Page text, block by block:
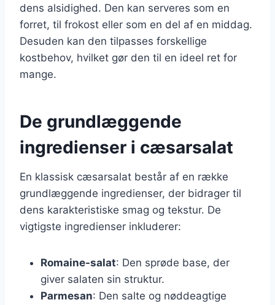
dens alsidighed. Den kan serveres som en
forret, til frokost eller som en del af en middag.
Desuden kan den tilpasses forskellige
kostbehov, hvilket gør den til en ideel ret for
mange.
De grundlæggende
ingredienser i cæsarsalat
En klassisk cæsarsalat består af en række
grundlæggende ingredienser, der bidrager til
dens karakteristiske smag og tekstur. De
vigtigste ingredienser inkluderer:
Romaine-salat: Den sprøde base, der
giver salaten sin struktur.
Parmesan: Den salte og nøddeagtige